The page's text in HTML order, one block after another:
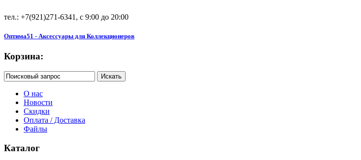
тел.: +7(921)271-6341, с 9:00 до 20:00
Оптима51 - Аксессуары для Коллекционеров
Корзина:
О нас
Новости
Скидки
Оплата / Доставка
Файлы
Каталог